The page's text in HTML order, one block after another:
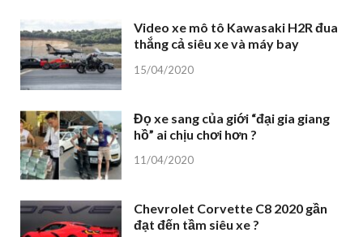
Video xe mô tô Kawasaki H2R đua
thắng cả siêu xe và máy bay
15/04/2020
Đọ xe sang của giới “đại gia giang
hồ” ai chịu chơi hơn ?
11/04/2020
Chevrolet Corvette C8 2020 gần
đạt đến tầm siêu xe ?